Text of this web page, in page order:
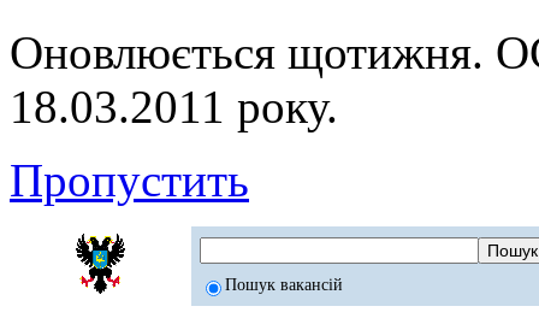
Оновлюється
18.03.2011 року.
Пропустить
Пошук вакансій